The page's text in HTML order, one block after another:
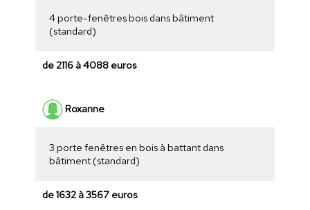
4 porte-fenêtres bois dans bâtiment
(standard)
de 2116 à 4088 euros
Roxanne
3 porte fenêtres en bois à battant dans
bâtiment (standard)
de 1632 à 3567 euros